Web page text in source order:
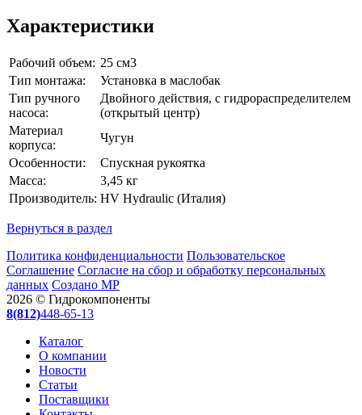
Характеристики
Рабочий объем: 25 см3
Тип монтажа:
Установка в маслобак
Тип ручного
насоса:
Двойного действия, с гидрораспределителем
(открытый центр)
Материал
корпуса:
Чугун
Особенности:
Спускная рукоятка
Масса:
3,45 кг
Производитель: HV Hydraulic (Италия)
Вернуться в раздел
Политика конфиденциальности Пользовательское
Соглашение Согласие на сбор и обработку персональных
данных Создано МР
2026 © Гидрокомпоненты
8(812)448-65-13
Каталог
О компании
Новости
Статьи
Поставщики